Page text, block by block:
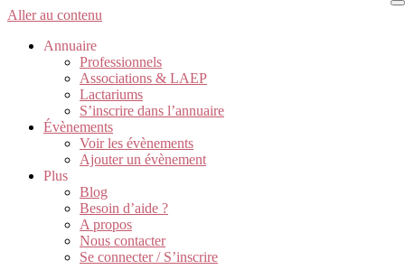
Aller au contenu
Annuaire
Professionnels
Associations & LAEP
Lactariums
S’inscrire dans l’annuaire
Évènements
Voir les évènements
Ajouter un évènement
Plus
Blog
Besoin d’aide ?
A propos
Nous contacter
Se connecter / S’inscrire